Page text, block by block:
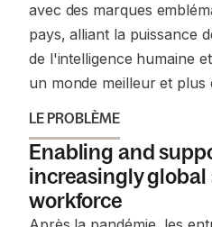
avec des marques
pays, alliant la puissance
de l'intelligence humaine
un monde meilleur et plus
LE PROBLÈME
Enabling and
increasingly
workforce